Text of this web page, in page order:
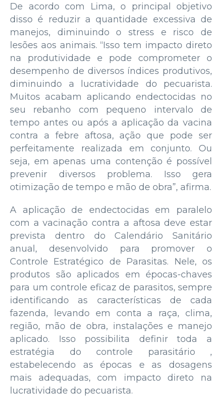
De acordo com Lima, o principal objetivo
disso é reduzir a quantidade excessiva de
manejos, diminuindo o stress e risco de
lesões aos animais. “Isso tem impacto direto
na produtividade e pode comprometer o
desempenho de diversos índices produtivos,
diminuindo a lucratividade do pecuarista.
Muitos acabam aplicando endectocidas no
seu rebanho com pequeno intervalo de
tempo antes ou após a aplicação da vacina
contra a febre aftosa, ação que pode ser
perfeitamente realizada em conjunto. Ou
seja, em apenas uma contenção é possível
prevenir diversos problema. Isso gera
otimização de tempo e mão de obra”, afirma.
A aplicação de endectocidas em paralelo
com a vacinação contra a aftosa deve estar
prevista dentro do Calendário Sanitário
anual, desenvolvido para promover o
Controle Estratégico de Parasitas. Nele, os
produtos são aplicados em épocas-chaves
para um controle eficaz de parasitos, sempre
identificando as características de cada
fazenda, levando em conta a raça, clima,
região, mão de obra, instalações e manejo
aplicado. Isso possibilita definir toda a
estratégia do controle parasitário ,
estabelecendo as épocas e as dosagens
mais adequadas, com impacto direto na
lucratividade do pecuarista.